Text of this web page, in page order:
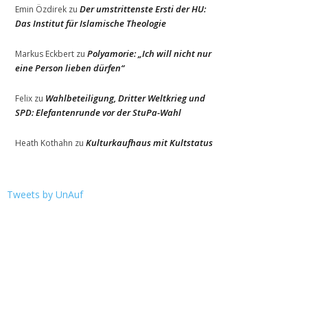
Emin Özdirek zu Der umstrittenste Ersti der HU:
Das Institut für Islamische Theologie
Markus Eckbert zu Polyamorie: „Ich will nicht nur
eine Person lieben dürfen“
Felix zu Wahlbeteiligung, Dritter Weltkrieg und
SPD: Elefantenrunde vor der StuPa-Wahl
Heath Kothahn zu Kulturkaufhaus mit Kultstatus
Tweets by UnAuf